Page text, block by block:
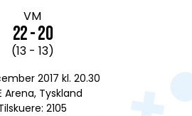
VM
22 - 20
(13 - 13)
2017 kl. 20.30
Arena, Tyskland
2105